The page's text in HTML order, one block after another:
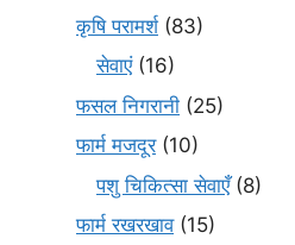
कृषि परामर्श(83)
सेवाएं(16)
फसल निगरानी (25)
फार्म मजदूर(10)
पशु चिकित्सा सेवाएँ(8)
फार्म रखरखाव(15)